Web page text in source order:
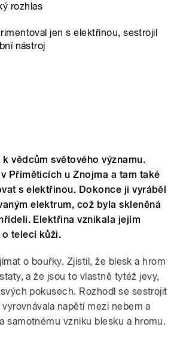
rozhlas
jen s elektřinou, sestrojil
nástroj
vědcům světového významu.
Příměticích u Znojma a tam také
s elektřinou. Dokonce ji vyráběl
elektrum, což byla skleněná
Elektřina vznikala jejím
telecí kůži.
o bouřky. Zjistil, že blesk a hrom
a že jsou to vlastně tytéž jevy,
pokusech. Rozhodl se sestrojit
napětí mezi nebem a
samotnému vzniku blesku a hromu.